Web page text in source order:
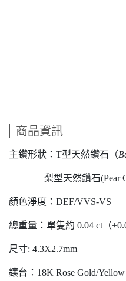
商品資訊
主鑽形狀：T型天然鑽石（
梨型天然鑽石(Pear
顏色淨度：DEF/VVS-VS
總重量：單隻約 0.04 ct（
尺寸: 4.3X2.7mm
鑲台：18K Rose Gold/